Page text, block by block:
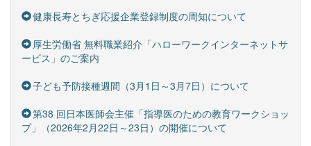
健康長寿とちぎ応援企業登録制度の周知について
厚生労働省 無料職業紹介「ハローワークインターネットサ
ービス」のご案内
子ども予防接種週間（3月1日～3月7日）について
第38 回日本医師会主催「指導医のための教育ワークショッ
プ」（2026年2月22日～23日）の開催について